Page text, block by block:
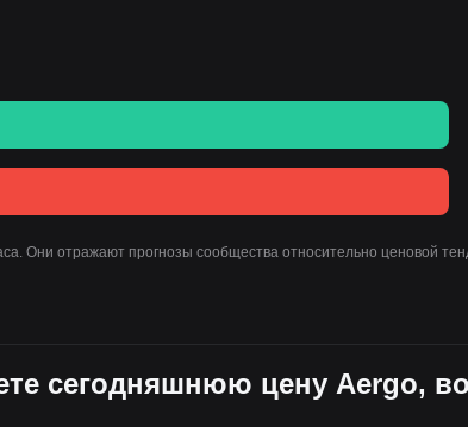
Они отражают прогнозы сообщества относительно ценовой
сегодняшнюю цену Aergo,